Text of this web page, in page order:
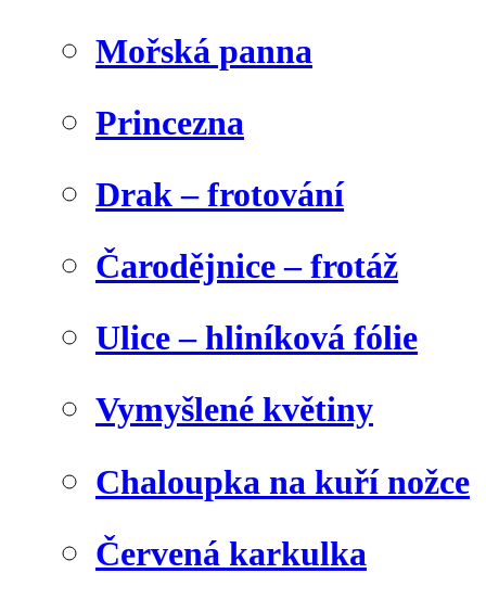
Mořská panna
Princezna
Drak – frotování
Čarodějnice – frotáž
Ulice – hliníková fólie
Vymyšlené květiny
Chaloupka na kuří nožce
Červená karkulka